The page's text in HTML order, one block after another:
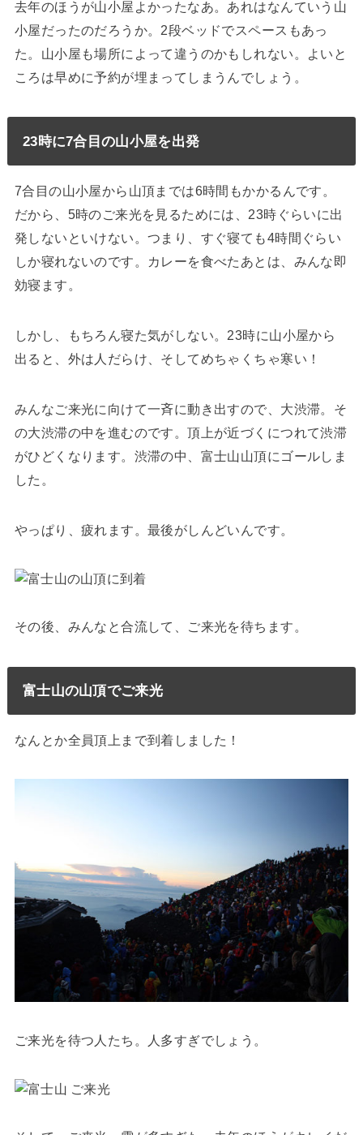
去年のほうが山小屋よかったなあ。あれはなんていう山
小屋だったのだろうか。2段ベッドでスペースもあっ
た。山小屋も場所によって違うのかもしれない。よいと
ころは早めに予約が埋まってしまうんでしょう。
23時に7合目の山小屋を出発
7合目の山小屋から山頂までは6時間もかかるんです。
だから、5時のご来光を見るためには、23時ぐらいに出
発しないといけない。つまり、すぐ寝ても4時間ぐらい
しか寝れないのです。カレーを食べたあとは、みんな即
効寝ます。
しかし、もちろん寝た気がしない。23時に山小屋から
出ると、外は人だらけ、そしてめちゃくちゃ寒い！
みんなご来光に向けて一斉に動き出すので、大渋滞。そ
の大渋滞の中を進むのです。頂上が近づくにつれて渋滞
がひどくなります。渋滞の中、富士山山頂にゴールしま
した。
やっぱり、疲れます。最後がしんどいんです。
その後、みんなと合流して、ご来光を待ちます。
富士山の山頂でご来光
なんとか全員頂上まで到着しました！
ご来光を待つ人たち。人多すぎでしょう。